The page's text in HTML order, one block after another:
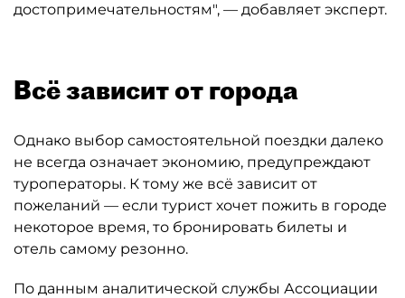
достопримечательностям", — добавляет эксперт.
Всё зависит от города
Однако выбор самостоятельной поездки далеко
не всегда означает экономию, предупреждают
туроператоры. К тому же всё зависит от
пожеланий — если турист хочет пожить в городе
некоторое время, то бронировать билеты и
отель самому резонно.
По данным аналитической службы Ассоциации